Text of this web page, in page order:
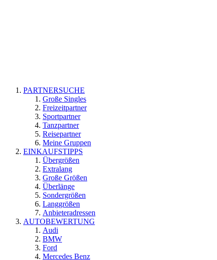
PARTNERSUCHE
Große Singles
Freizeitpartner
Sportpartner
Tanzpartner
Reisepartner
Meine Gruppen
EINKAUFSTIPPS
Übergrößen
Extralang
Große Größen
Überlänge
Sondergrößen
Langgrößen
Anbieteradressen
AUTOBEWERTUNG
Audi
BMW
Ford
Mercedes Benz